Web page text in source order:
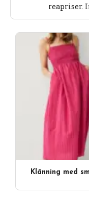
reapriser.
Klänning med